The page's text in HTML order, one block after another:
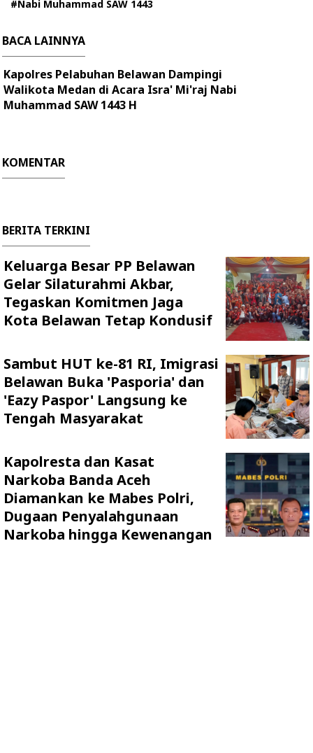
#Nabi Muhammad SAW 1443
BACA LAINNYA
Kapolres Pelabuhan Belawan Dampingi
Walikota Medan di Acara Isra' Mi'raj Nabi
Muhammad SAW 1443 H
KOMENTAR
BERITA TERKINI
Keluarga Besar PP Belawan
Gelar Silaturahmi Akbar,
Tegaskan Komitmen Jaga
Kota Belawan Tetap Kondusif
Sambut HUT ke-81 RI, Imigrasi
Belawan Buka 'Pasporia' dan
'Eazy Paspor' Langsung ke
Tengah Masyarakat
Kapolresta dan Kasat
Narkoba Banda Aceh
Diamankan ke Mabes Polri,
Dugaan Penyalahgunaan
Narkoba hingga Kewenangan